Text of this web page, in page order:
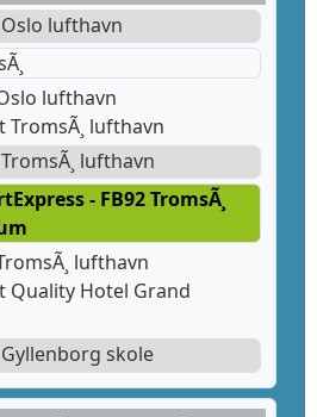
lufthavn
lufthavn
TromsÃ¸ lufthavn
lufthavn
- FB92 TromsÃ¸
lufthavn
Quality Hotel Grand
skole